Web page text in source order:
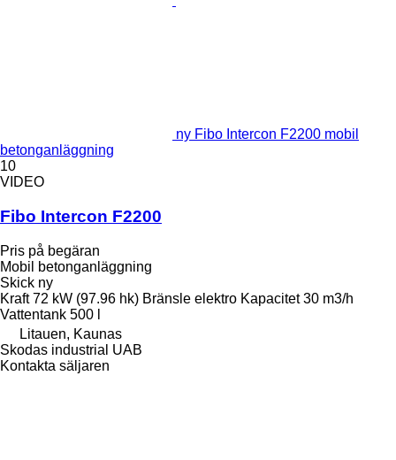
ny Fibo Intercon F2200 mobil
betonganläggning
10
VIDEO
Fibo Intercon F2200
Pris på begäran
Mobil betonganläggning
Skick ny
Kraft 72 kW (97.96 hk) Bränsle elektro Kapacitet 30 m3/h
Vattentank 500 l
Litauen, Kaunas
Skodas industrial UAB
Kontakta säljaren